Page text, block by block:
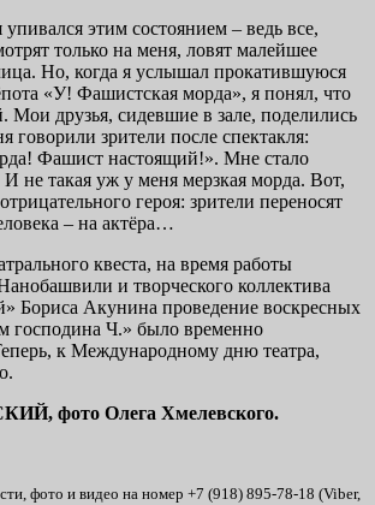
этим состоянием – ведь все,
только на меня, ловят малейшее
Но, когда я услышал прокатившуюся
«У! Фашистская морда», я понял, что
Мои друзья, сидевшие в зале, поделились
говорили зрители после спектакля:
Фашист настоящий!». Мне стало
не такая уж у меня мерзкая морда. Вот,
героя: зрители переносят
– на актёра…
квеста, на время работы
и творческого коллектива
Бориса Акунина проведение воскресных
господина Ч.» было временно
к Международному дню театра,
фото Олега Хмелевского.
фото и видео на номер +7 (918) 895-78-18 (Viber,